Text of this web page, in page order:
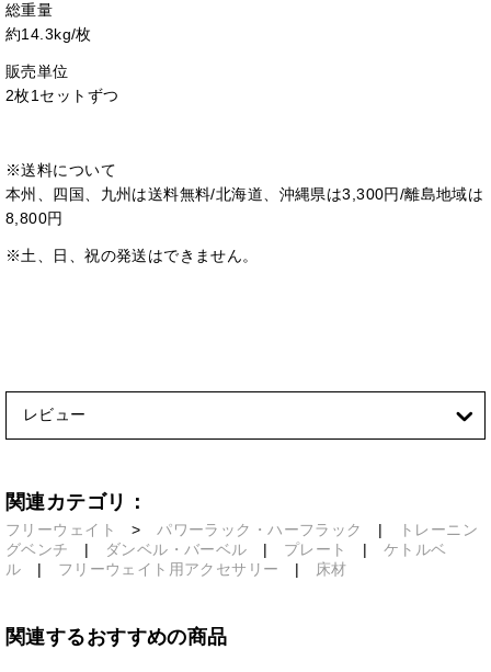
総重量
約14.3kg/枚
販売単位
2枚1セットずつ
※送料について
本州、四国、九州は送料無料/北海道、沖縄県は3,300円/離島地域は
8,800円
※土、日、祝の発送はできません。
レビュー
関連カテゴリ：
フリーウェイト > パワーラック・ハーフラック |
トレーニン
グベンチ
| ダンベル・バーベル | プレート | ケトルベ
ル | フリーウェイト用アクセサリー | 床材
関連するおすすめの商品